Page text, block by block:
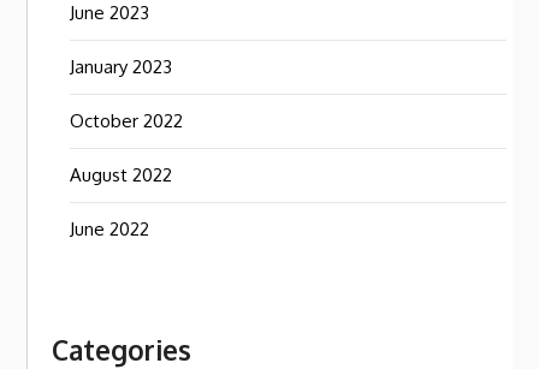
June 2023
January 2023
October 2022
August 2022
June 2022
Categories